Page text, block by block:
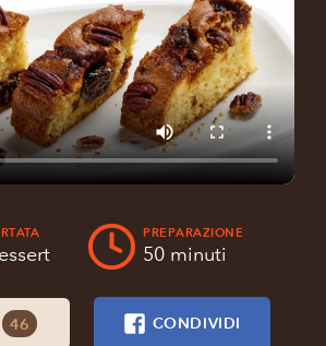
PREPARAZIONE
50 minuti
46 CONDIVIDI